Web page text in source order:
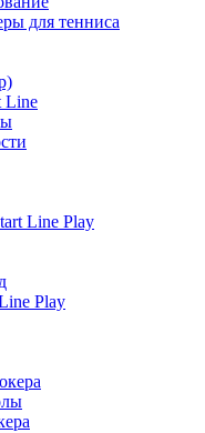
для тенниса
Line
Line Play
Play